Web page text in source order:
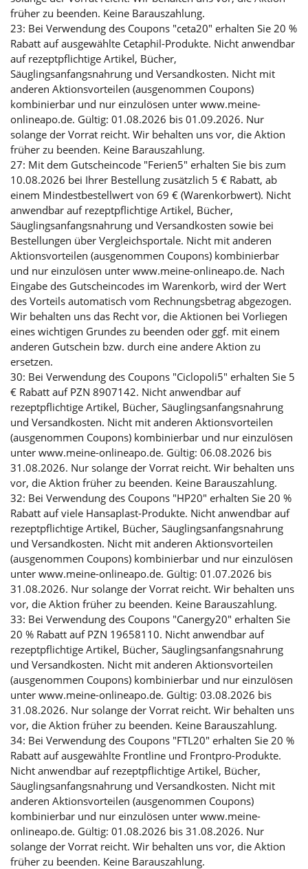
früher zu beenden. Keine Barauszahlung.
23: Bei Verwendung des Coupons "ceta20" erhalten Sie 20 %
Rabatt auf ausgewählte Cetaphil-Produkte. Nicht anwendbar
auf rezeptpflichtige Artikel, Bücher,
Säuglingsanfangsnahrung und Versandkosten. Nicht mit
anderen Aktionsvorteilen (ausgenommen Coupons)
kombinierbar und nur einzulösen unter www.meine-
onlineapo.de. Gültig: 01.08.2026 bis 01.09.2026. Nur
solange der Vorrat reicht. Wir behalten uns vor, die Aktion
früher zu beenden. Keine Barauszahlung.
27: Mit dem Gutscheincode "Ferien5" erhalten Sie bis zum
10.08.2026 bei Ihrer Bestellung zusätzlich 5 € Rabatt, ab
einem Mindestbestellwert von 69 € (Warenkorbwert). Nicht
anwendbar auf rezeptpflichtige Artikel, Bücher,
Säuglingsanfangsnahrung und Versandkosten sowie bei
Bestellungen über Vergleichsportale. Nicht mit anderen
Aktionsvorteilen (ausgenommen Coupons) kombinierbar
und nur einzulösen unter www.meine-onlineapo.de. Nach
Eingabe des Gutscheincodes im Warenkorb, wird der Wert
des Vorteils automatisch vom Rechnungsbetrag abgezogen.
Wir behalten uns das Recht vor, die Aktionen bei Vorliegen
eines wichtigen Grundes zu beenden oder ggf. mit einem
anderen Gutschein bzw. durch eine andere Aktion zu
ersetzen.
30: Bei Verwendung des Coupons "Ciclopoli5" erhalten Sie 5
€ Rabatt auf PZN 8907142. Nicht anwendbar auf
rezeptpflichtige Artikel, Bücher, Säuglingsanfangsnahrung
und Versandkosten. Nicht mit anderen Aktionsvorteilen
(ausgenommen Coupons) kombinierbar und nur einzulösen
unter www.meine-onlineapo.de. Gültig: 06.08.2026 bis
31.08.2026. Nur solange der Vorrat reicht. Wir behalten uns
vor, die Aktion früher zu beenden. Keine Barauszahlung.
32: Bei Verwendung des Coupons "HP20" erhalten Sie 20 %
Rabatt auf viele Hansaplast-Produkte. Nicht anwendbar auf
rezeptpflichtige Artikel, Bücher, Säuglingsanfangsnahrung
und Versandkosten. Nicht mit anderen Aktionsvorteilen
(ausgenommen Coupons) kombinierbar und nur einzulösen
unter www.meine-onlineapo.de. Gültig: 01.07.2026 bis
31.08.2026. Nur solange der Vorrat reicht. Wir behalten uns
vor, die Aktion früher zu beenden. Keine Barauszahlung.
33: Bei Verwendung des Coupons "Canergy20" erhalten Sie
20 % Rabatt auf PZN 19658110. Nicht anwendbar auf
rezeptpflichtige Artikel, Bücher, Säuglingsanfangsnahrung
und Versandkosten. Nicht mit anderen Aktionsvorteilen
(ausgenommen Coupons) kombinierbar und nur einzulösen
unter www.meine-onlineapo.de. Gültig: 03.08.2026 bis
31.08.2026. Nur solange der Vorrat reicht. Wir behalten uns
vor, die Aktion früher zu beenden. Keine Barauszahlung.
34: Bei Verwendung des Coupons "FTL20" erhalten Sie 20 %
Rabatt auf ausgewählte Frontline und Frontpro-Produkte.
Nicht anwendbar auf rezeptpflichtige Artikel, Bücher,
Säuglingsanfangsnahrung und Versandkosten. Nicht mit
anderen Aktionsvorteilen (ausgenommen Coupons)
kombinierbar und nur einzulösen unter www.meine-
onlineapo.de. Gültig: 01.08.2026 bis 31.08.2026. Nur
solange der Vorrat reicht. Wir behalten uns vor, die Aktion
früher zu beenden. Keine Barauszahlung.